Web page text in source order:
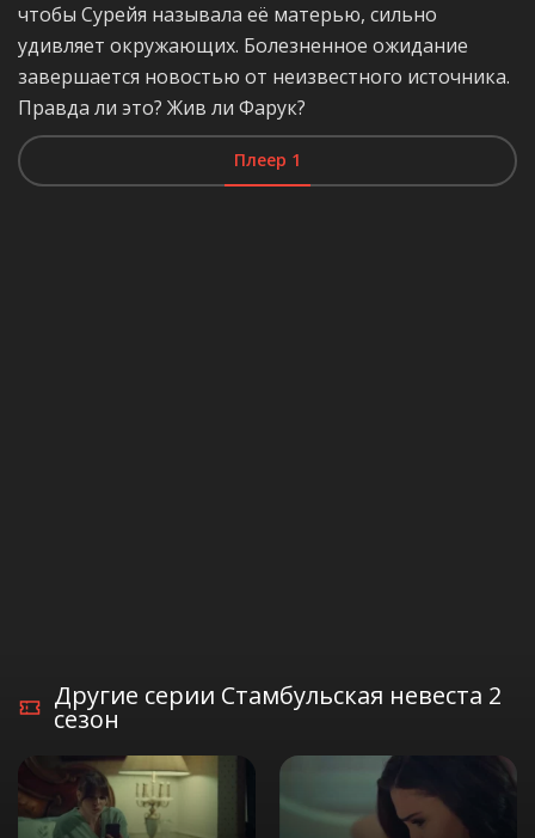
чтобы Сурейя называла её матерью, сильно
удивляет окружающих. Болезненное ожидание
завершается новостью от неизвестного источника.
Правда ли это? Жив ли Фарук?
Плеер 1
Другие серии Стамбульская невеста 2
сезон